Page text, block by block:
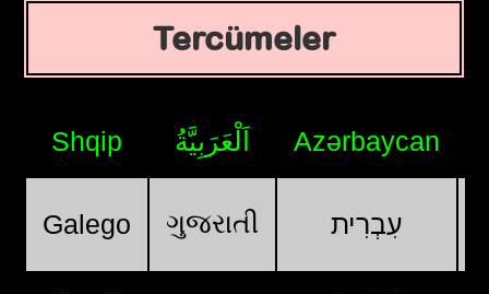
Tercümeler
Shqip اَلْعَرَبِيَّةُ Azərbaycan
Galego ગુજરાતી עִבְרִית